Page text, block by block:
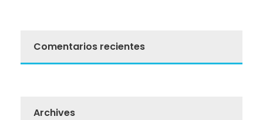
Comentarios recientes
Archives